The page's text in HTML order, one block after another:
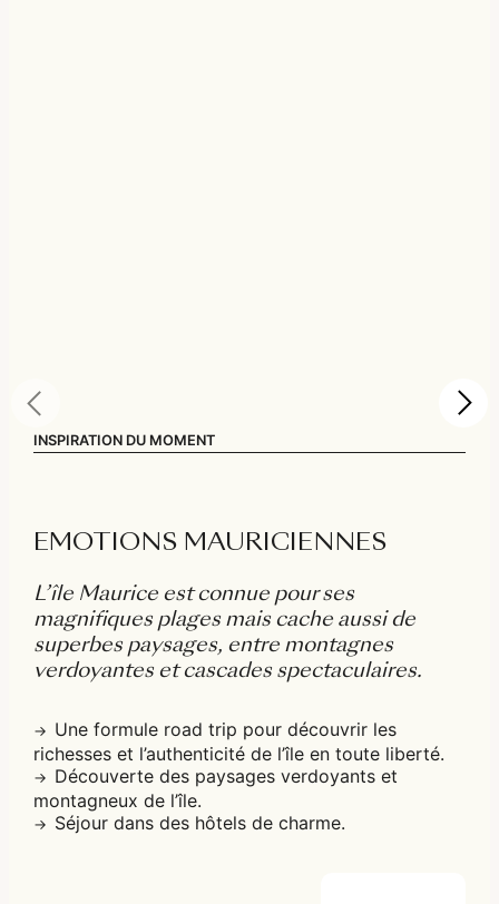
INSPIRATION DU MOMENT
EMOTIONS MAURICIENNES
L’île Maurice est connue pour ses
magnifiques plages mais cache aussi de
superbes paysages, entre montagnes
verdoyantes et cascades spectaculaires.
Une formule road trip pour découvrir les
richesses et l’authenticité de l’île en toute liberté.
Découverte des paysages verdoyants et
montagneux de l’île.
Séjour dans des hôtels de charme.